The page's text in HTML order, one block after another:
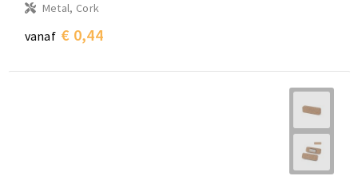
Metal, Cork
vanaf € 0,44